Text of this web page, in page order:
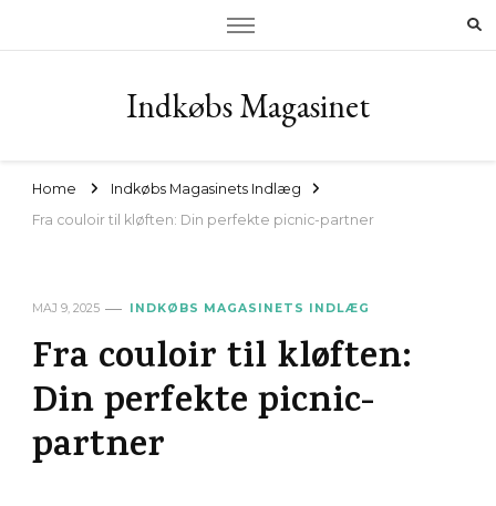
Indkøbs Magasinet
Home
Indkøbs Magasinets Indlæg
Fra couloir til kløften: Din perfekte picnic-partner
MAJ 9, 2025 INDKØBS MAGASINETS INDLÆG
Fra couloir til kløften:
Din perfekte picnic-
partner